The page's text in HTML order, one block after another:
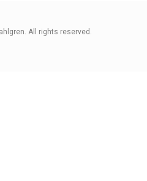
All rights reserved.